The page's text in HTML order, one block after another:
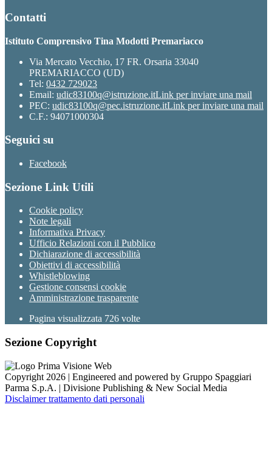
Contatti
Istituto Comprensivo Tina Modotti Premariacco
Via Mercato Vecchio, 17 FR. Orsaria 33040
PREMARIACCO (UD)
Tel: 0432 729023
Email: udic83100q@istruzione.itLink per inviare una mail
PEC: udic83100q@pec.istruzione.itLink per inviare una mail
C.F.: 94071000304
Seguici su
Facebook
Sezione Link Utili
Cookie policy
Note legali
Informativa Privacy
Ufficio Relazioni con il Pubblico
Dichiarazione di accessibilità
Obiettivi di accessibilità
Whistleblowing
Gestione consensi cookie
Amministrazione trasparente
Pagina visualizzata 726 volte
Sezione Copyright
Copyright 2026 | Engineered and powered by Gruppo Spaggiari
Parma S.p.A. | Divisione Publishing & New Social Media
Disclaimer trattamento dati personali